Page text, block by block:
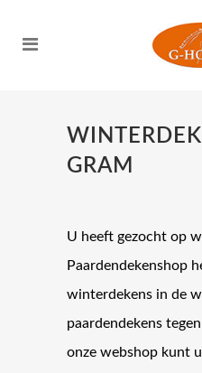
GRAM
U heeft gezocht op
Paardendekenshop
winterdekens in de
paardendekens
onze webshop kunt